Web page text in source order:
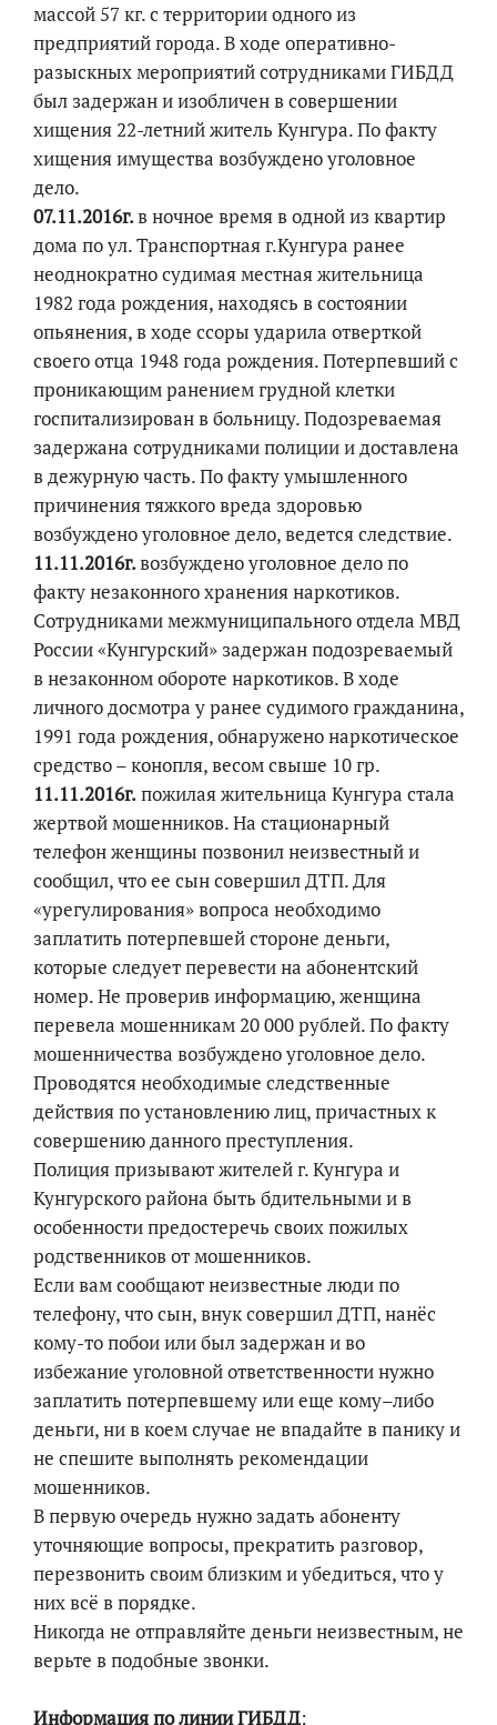
массой 57 кг. с территории одного из
предприятий города. В ходе оперативно-
разыскных мероприятий сотрудниками ГИБДД
был задержан и изобличен в совершении
хищения 22-летний житель Кунгура. По факту
хищения имущества возбуждено уголовное
дело.
07.11.2016г.в ночное время в одной из квартир
дома по ул. Транспортная г.Кунгура ранее
неоднократно судимая местная жительница
1982 года рождения, находясь в состоянии
опьянения, в ходе ссоры ударила отверткой
своего отца 1948 года рождения. Потерпевший с
проникающим ранением грудной клетки
госпитализирован в больницу. Подозреваемая
задержана сотрудниками полиции и доставлена
в дежурную часть. По факту умышленного
причинения тяжкого вреда здоровью
возбуждено уголовное дело, ведется следствие.
11.11.2016г.возбуждено уголовное дело по
факту незаконного хранения наркотиков.
Сотрудниками межмуниципального отдела МВД
России «Кунгурский» задержан подозреваемый
в незаконном обороте наркотиков. В ходе
личного досмотра у ранее судимого гражданина,
1991 года рождения, обнаружено наркотическое
средство – конопля, весом свыше 10 гр.
11.11.2016г.пожилая жительница Кунгура стала
жертвой мошенников. На стационарный
телефон женщины позвонил неизвестный и
сообщил, что ее сын совершил ДТП. Для
«урегулирования» вопроса необходимо
заплатить потерпевшей стороне деньги,
которые следует перевести на абонентский
номер. Не проверив информацию, женщина
перевела мошенникам 20 000 рублей. По факту
мошенничества возбуждено уголовное дело.
Проводятся необходимые следственные
действия по установлению лиц, причастных к
совершению данного преступления.
Полиция призывают жителей г. Кунгура и
Кунгурского района быть бдительными и в
особенности предостеречь своих пожилых
родственников от мошенников.
Если вам сообщают неизвестные люди по
телефону, что сын, внук совершил ДТП, нанёс
кому-то побои или был задержан и во
избежание уголовной ответственности нужно
заплатить потерпевшему или еще кому–либо
деньги, ни в коем случае не впадайте в панику и
не спешите выполнять рекомендации
мошенников.
В первую очередь нужно задать абоненту
уточняющие вопросы, прекратить разговор,
перезвонить своим близким и убедиться, что у
них всё в порядке.
Никогда не отправляйте деньги неизвестным, не
верьте в подобные звонки.
Информация по линии ГИБДД: